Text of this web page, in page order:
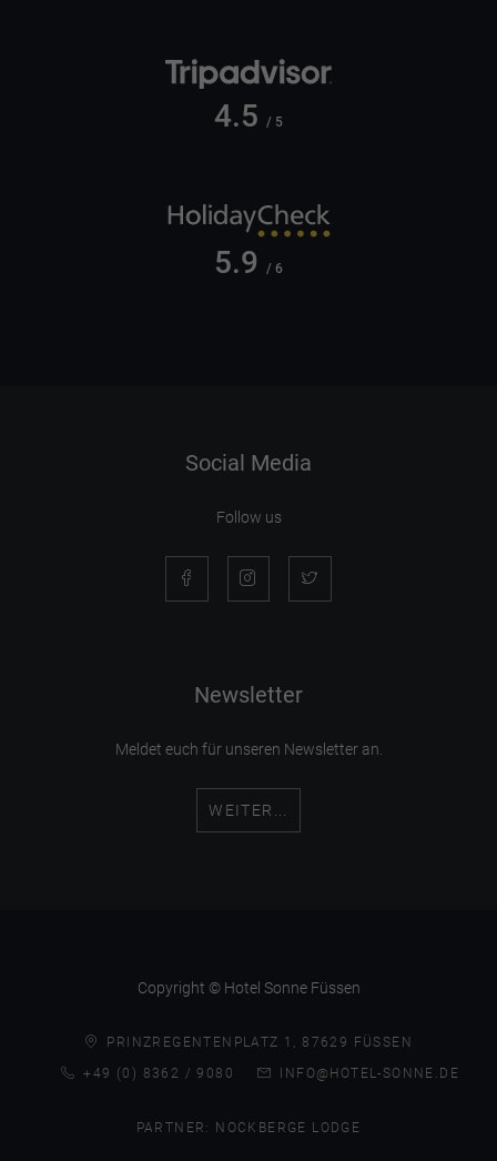
4.5 / 5
5.9 / 6
Social Media
Follow us
Newsletter
Meldet euch für unseren Newsletter an.
WEITER...
Copyright © Hotel Sonne Füssen
PRINZREGENTENPLATZ 1, 87629 FÜSSEN
+49 (0) 8362 / 9080
INFO@HOTEL-SONNE.DE
PARTNER: NOCKBERGE LODGE